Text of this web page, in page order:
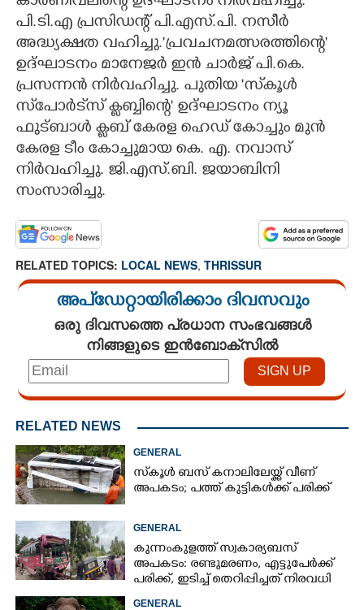
ZOOM
CONTACT US
പി.ടി.എ പ്രസിഡന്റ് പി.എസ്.പി. നസീർ
അദ്ധ്യക്ഷത വഹിച്ചു.'പ്രവചനമത്സരത്തിന്റെ'
ഉദ്ഘാടനം മാനേജർ ഇൻ ചാർജ് പി.കെ.
പ്രസന്നൻ നിർവഹിച്ചു. പുതിയ 'സ്‌കൂൾ
സ്‌പോർട്‌സ് ക്ലബ്ബിന്റെ' ഉദ്ഘാടനം ന്യൂ
ഫുട്ബാൾ ക്ലബ് കേരള ഹെഡ് കോച്ചും മുൻ
കേരള ടീം കോച്ചുമായ കെ. എ. നവാസ്
നിർവഹിച്ചു. ജി.എസ്.ബി. ജയാബിനി
സംസാരിച്ചു.
RELATED TOPICS: LOCAL NEWS, THRISSUR
അപ്ഡേറ്റായിരിക്കാം ദിവസവും
ഒരു ദിവസത്തെ പ്രധാന സംഭവങ്ങൾ
നിങ്ങളുടെ ഇൻബോക്സിൽ
RELATED NEWS
GENERAL
സ്‌കൂൾ ബസ് കനാലിലേയ്ക്ക് വീണ്
അപകടം; പത്ത് കുട്ടികൾക്ക് പരിക്ക്
GENERAL
കുന്നംകുളത്ത് സ്വകാര്യബസ്
അപകടം: രണ്ടുമരണം, എട്ടുപേർക്ക്
പരിക്ക്, ഇടിച്ച് തെറിപ്പിച്ചത് നിരവധി
GENERAL